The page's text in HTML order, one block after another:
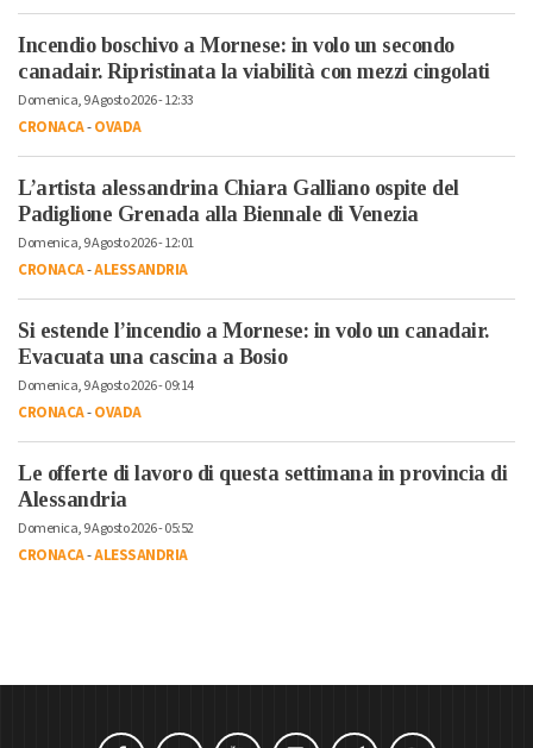
Incendio boschivo a Mornese: in volo un secondo
canadair. Ripristinata la viabilità con mezzi cingolati
Domenica, 9 Agosto 2026 - 12:33
CRONACA-OVADA
L’artista alessandrina Chiara Galliano ospite del
Padiglione Grenada alla Biennale di Venezia
Domenica, 9 Agosto 2026 - 12:01
CRONACA-ALESSANDRIA
Si estende l’incendio a Mornese: in volo un canadair.
Evacuata una cascina a Bosio
Domenica, 9 Agosto 2026 - 09:14
CRONACA-OVADA
Le offerte di lavoro di questa settimana in provincia di
Alessandria
Domenica, 9 Agosto 2026 - 05:52
CRONACA-ALESSANDRIA